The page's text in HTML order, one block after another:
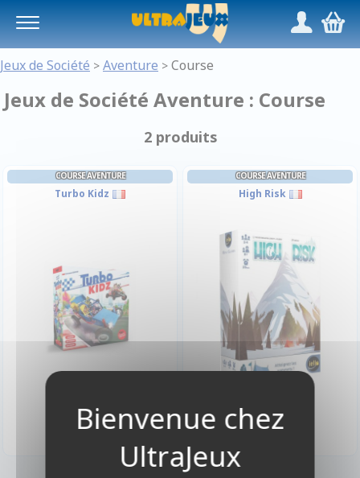
/,
Jeux de Société > Aventure > Course
Jeux de Société Aventure : Course
2 produits
COURSE AVENTURE
Turbo Kidz
Disponible
COURSE AVENTURE
High Risk